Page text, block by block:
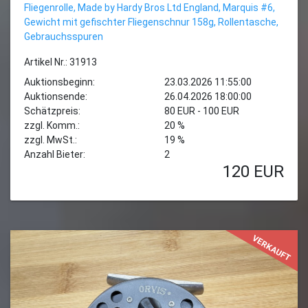
Fliegenrolle, Made by Hardy Bros Ltd England, Marquis #6,
Gewicht mit gefischter Fliegenschnur 158g, Rollentasche,
Gebrauchsspuren
Artikel Nr.: 31913
Auktionsbeginn:
23.03.2026 11:55:00
Auktionsende:
26.04.2026 18:00:00
Schätzpreis:
80 EUR - 100 EUR
zzgl. Komm.:
20 %
zzgl. MwSt.:
19 %
Anzahl Bieter:
2
120 EUR
VERKAUFT